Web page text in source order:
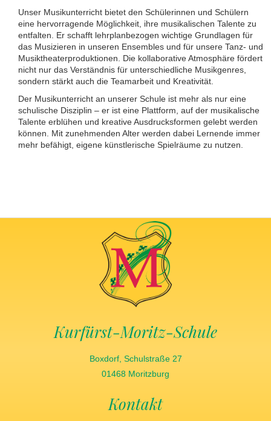
Unser Musikunterricht bietet den Schülerinnen und Schülern
eine hervorragende Möglichkeit, ihre musikalischen Talente zu
entfalten. Er schafft lehrplanbezogen wichtige Grundlagen für
das Musizieren in unseren Ensembles und für unsere Tanz- und
Musiktheaterproduktionen. Die kollaborative Atmosphäre fördert
nicht nur das Verständnis für unterschiedliche Musikgenres,
sondern stärkt auch die Teamarbeit und Kreativität.
Der Musikunterricht an unserer Schule ist mehr als nur eine
schulische Disziplin – er ist eine Plattform, auf der musikalische
Talente erblühen und kreative Ausdrucksformen gelebt werden
können. Mit zunehmenden Alter werden dabei Lernende immer
mehr befähigt, eigene künstlerische Spielräume zu nutzen.
Kurfürst-Moritz-Schule
Boxdorf, Schulstraße 27
01468 Moritzburg
Kontakt